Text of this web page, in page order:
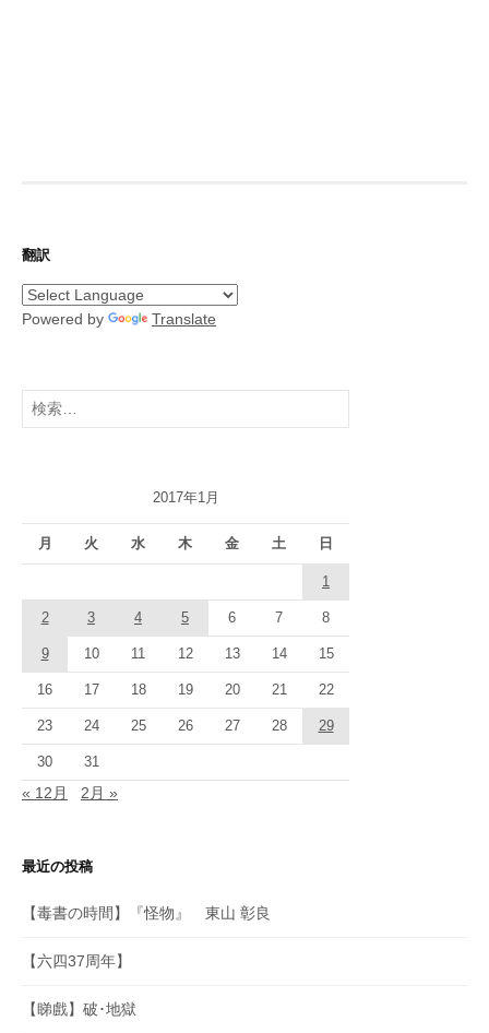
翻訳
Powered by Translate
検
索:
2017年1月
月 火 水 木 金 土 日
1
2 3 4 5 6 7 8
9 10 11 12 13 14 15
16 17 18 19 20 21 22
23 24 25 26 27 28 29
30 31
« 12月 2月 »
最近の投稿
【毒書の時間】『怪物』 東山 彰良
【六四37周年】
【睇戲】破･地獄